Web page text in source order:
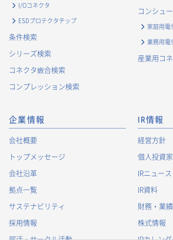
・
契約の履行または事業上必要な取引先
・
当社事業および取引に関するアンケー
・
官公庁・各種業界団体等への報告・届
採用応募者に関する個人情報
・
採用選考のため
・
当社における採用業務管理のため
・
その他、法令の定め、または法的権限
基づく命令・指導等に従った対応
退職者から取得した個人情報
I/Oコネクタ
ESDプロテクタチップ
条件検索
シリーズ検索
コネクタ嵌合検索
コンプレッション検索
コンシュ
家庭用電
業務用電
産業用コ
企業情報
会社概要
トップメッセージ
会社沿革
拠点一覧
サステナビリティ
採用情報
IR情報
経営方針
個人投資
IRニュース
IR資料
財務・業
株式情報